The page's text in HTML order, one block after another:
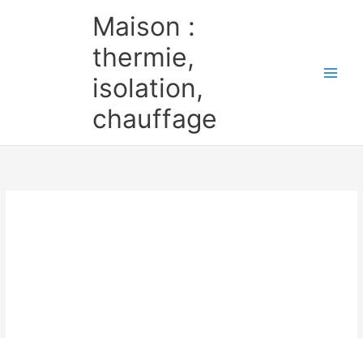
Maison :
thermie,
isolation,
chauffage